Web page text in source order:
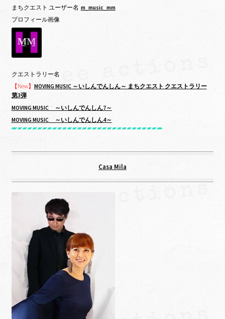
まちクエスト ユーザー名 m_music_mm
プロフィール画像
クエストラリー名
【New】 MOVING MUSIC ～いしんでんしん～ まちクエスト クエストラリー
第3弾
MOVING MUSIC ～いしんでんしん7～
MOVING MUSIC ～いしんでんしん4～
Casa Mila